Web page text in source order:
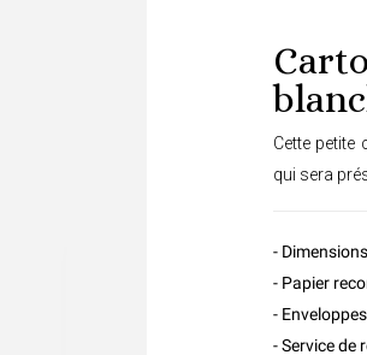
Cette petite
qui sera
-
- Papier
-
- Service de